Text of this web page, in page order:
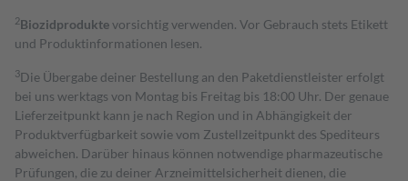
2Biozidproduktevorsichtig verwenden. Vor Gebrauch stets Etikett
und Produktinformationen lesen.
3Die Übergabe deiner Bestellung an den Paketdienstleister erfolgt
bei uns werktags von Montag bis Freitag bis 18:00 Uhr. Der genaue
Lieferzeitpunkt kann je nach Region und in Abhängigkeit der
Produktverfügbarkeit sowie vom Zustellzeitpunkt des Spediteurs
abweichen. Darüber hinaus können notwendige pharmazeutische
Prüfungen, die zu deiner Arzneimittelsicherheit dienen, die